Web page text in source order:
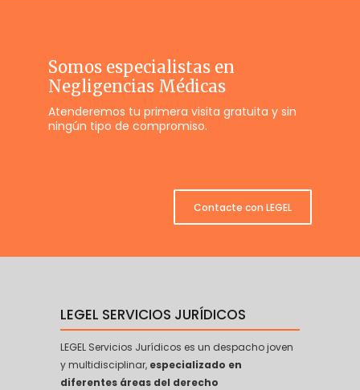
Somos especialistas en
Negligencias Médicas
Atenderemos tu primera visita gratuita y sin
ningún tipo de compromiso.
Contacte con LEGEL
LEGEL SERVICIOS JURÍDICOS
LEGEL Servicios Jurídicos es un despacho joven
y multidisciplinar, especializado en
diferentes áreas del derecho